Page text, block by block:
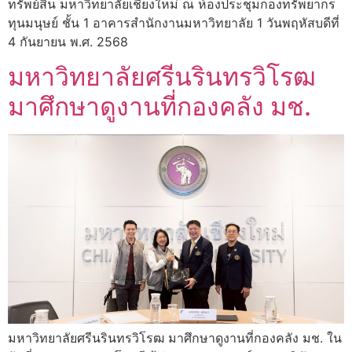
ทรัพย์สิน มหาวิทยาลัยเชียงใหม่ ณ ห้องประชุมกองทรัพยากร
ทุนมนุษย์ ชั้น 1 อาคารสำนักงานมหาวิทยาลัย 1 วันพฤหัสบดีที่
4 กันยายน พ.ศ. 2568
มหาวิทยาลัยศรีนรินทรวิโรฒ
มาศึกษาดูงานที่กองคลัง มช.
มหาวิทยาลัยศรีนรินทรวิโรฒ มาศึกษาดูงานที่กองคลัง มช. ใน